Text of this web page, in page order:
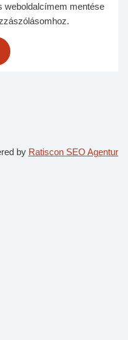
weboldalcímem mentése
by Ratiscon SEO Agentur